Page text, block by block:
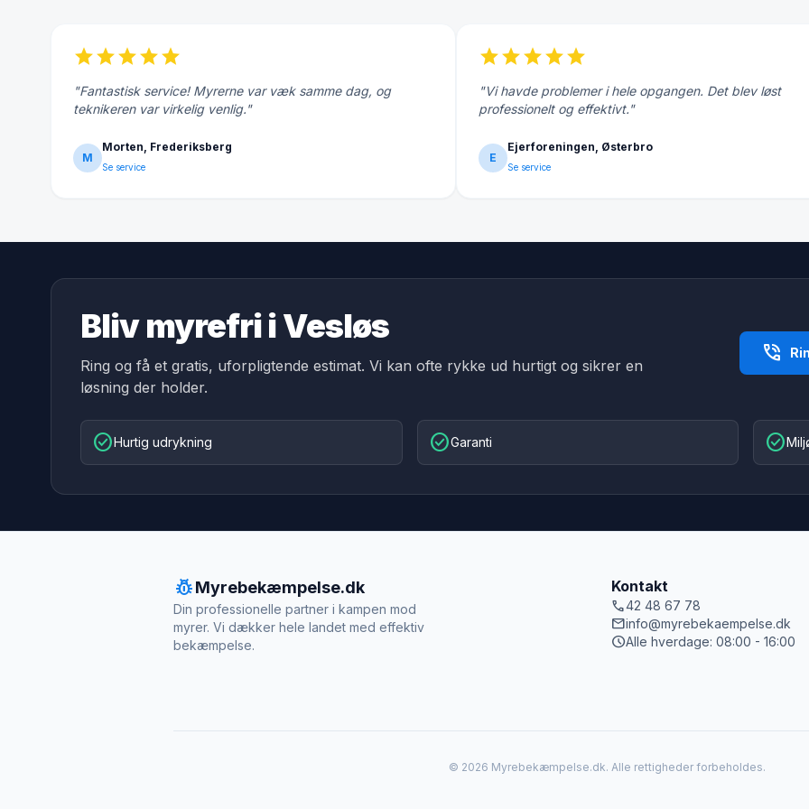
starstarstarstarstar
"Fantastisk service! Myrerne var væk samme dag, og
teknikeren var virkelig venlig."
M
Morten, Frederiksberg
Se service
starstarstarstarstar
"Vi havde problemer i hele opgangen. Det blev løst
professionelt og effektivt."
E
Ejerforeningen, Østerbro
Se service
Bliv myrefri i Vesløs
Ring og få et gratis, uforpligtende estimat. Vi kan ofte rykke ud hurtigt og sikrer en
løsning der holder.
phone_in_talk
check_circleHurtig udrykning check_circleGaranti check_circle
pest_controlMyrebekæmpelse.dk
Din professionelle partner i kampen mod
myrer. Vi dækker hele landet med effektiv
bekæmpelse.
Kontakt
call42 48 67 78
mailinfo@myrebekaempelse.dk
scheduleAlle hverdage: 08:00 - 16:00
© 2026 Myrebekæmpelse.dk. Alle rettigheder forbeholdes.